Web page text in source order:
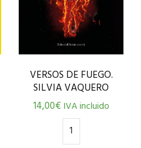
VERSOS DE FUEGO.
SILVIA VAQUERO
14,00€ IVA incluido